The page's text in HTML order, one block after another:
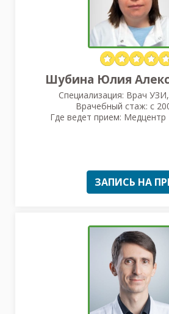
Шубина Юлия
Специализация: Врач
Врачебный стаж: с
Где ведет прием: Медцентр
ЗАПИСЬ НА